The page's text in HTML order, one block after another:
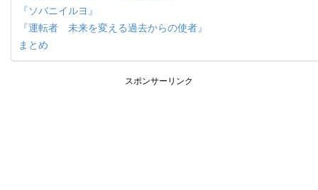
『ソバニイルヨ』
『運転者 未来を変える過去からの使者』
まとめ
スポンサーリンク